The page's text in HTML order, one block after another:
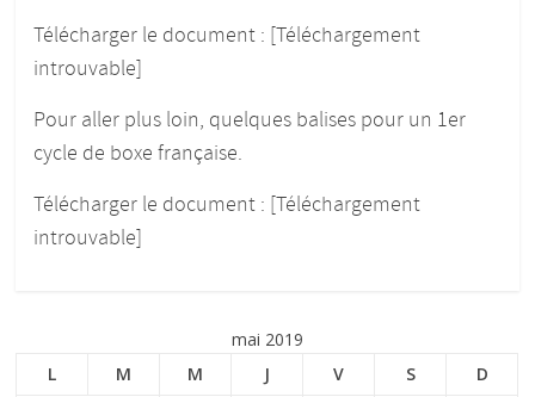
Télécharger le document : [Téléchargement
introuvable]
Pour aller plus loin, quelques balises pour un 1er
cycle de boxe française.
Télécharger le document : [Téléchargement
introuvable]
mai 2019
L
M M J V S
D